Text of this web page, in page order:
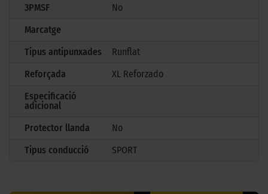
3PMSF
No
Marcatge
Tipus antipunxades
Runflat
Reforçada
XL Reforzado
Especificació
adicional
Protector llanda
No
Tipus conducció
SPORT